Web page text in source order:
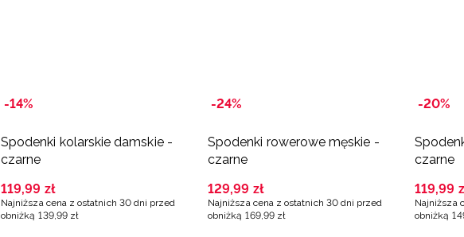
-14%
Spodenki kolarskie damskie -
czarne
119,99 zł
Najniższa cena z ostatnich 30 dni przed
obniżką 139,99 zł
-24%
Spodenki rowerowe męskie -
czarne
129,99 zł
Najniższa cena z ostatnich 30 dni przed
obniżką 169,99 zł
-20%
czarne
119,99
Najniższa
obniżką